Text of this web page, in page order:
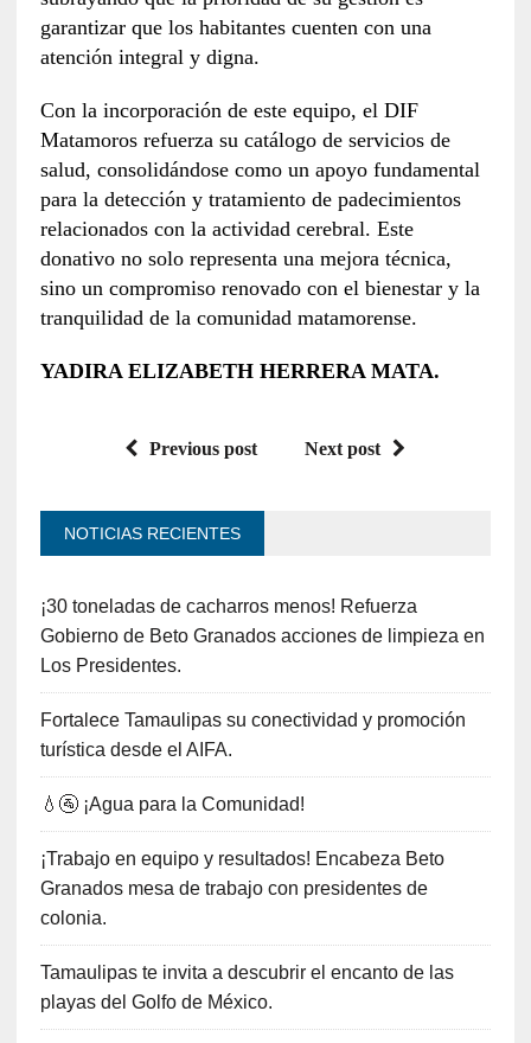
garantizar que los habitantes cuenten con una
atención integral y digna.
Con la incorporación de este equipo, el DIF
Matamoros refuerza su catálogo de servicios de
salud, consolidándose como un apoyo fundamental
para la detección y tratamiento de padecimientos
relacionados con la actividad cerebral. Este
donativo no solo representa una mejora técnica,
sino un compromiso renovado con el bienestar y la
tranquilidad de la comunidad matamorense.
YADIRA ELIZABETH HERRERA MATA.
Previous post Next post
NOTICIAS RECIENTES
¡30 toneladas de cacharros menos! Refuerza
Gobierno de Beto Granados acciones de limpieza en
Los Presidentes.
Fortalece Tamaulipas su conectividad y promoción
turística desde el AIFA.
💧🚰 ¡Agua para la Comunidad!
¡Trabajo en equipo y resultados! Encabeza Beto
Granados mesa de trabajo con presidentes de
colonia.
Tamaulipas te invita a descubrir el encanto de las
playas del Golfo de México.